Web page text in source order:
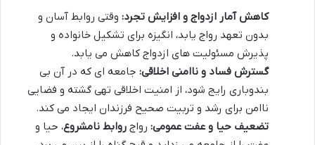
کاهش آمار ازدواج و افزایش تجرد: وقتی روابط آسان و
بدون تعهد رواج یابد، انگیزه برای تشکیل خانواده و
پذیرش مسئولیت های ازدواج کاهش می یابد.
گسترش فساد و ناامنی اخلاقی: جامعه ای که در آن بی
بندوباری رایج شود، از امنیت اخلاقی تهی گشته و فضایی
ناامن برای رشد و تربیت صحیح فرزندان ایجاد می کند.
تضعیف حیا و عفت عمومی: رواج روابط نامشروع، حیا و